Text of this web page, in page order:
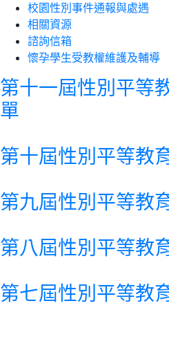
校園性別事件通報與處遇
相關資源
諮詢信箱
懷孕學生受教權維護及輔導
第十一屆性別平等
單
第十屆性別平等教
第九屆性別平等教
第八屆性別平等教
第七屆性別平等教